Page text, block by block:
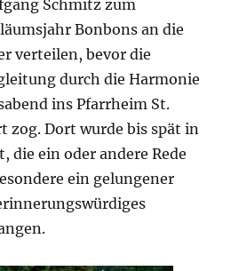
Schmitz zum
Bonbons an die
verteilen, bevor die
durch die Harmonie
ins Pfarrheim St.
zog. Dort wurde bis spät in
die ein oder andere Rede
ein gelungener